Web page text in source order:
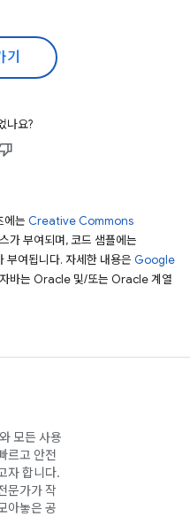
나요?
에는 Creative Commons
가 부여되며, 코드 샘플에는
부여됩니다. 자세한 내용은 Google
바는 Oracle 및/또는 Oracle 계열
모든 사용
르고 안전
자 합니다.
문가가 작
아놓은 공